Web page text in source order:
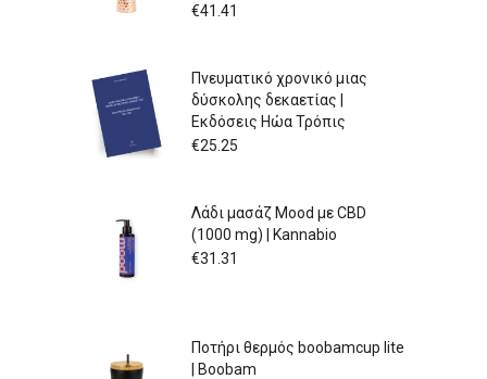
€41.41
Πνευματικό χρονικό μιας
δύσκολης δεκαετίας |
Εκδόσεις Ηώα Τρόπις
€25.25
Λάδι μασάζ Mood με CBD
(1000 mg) | Kannabio
€31.31
Ποτήρι θερμός boobamcup lite
| Boobam